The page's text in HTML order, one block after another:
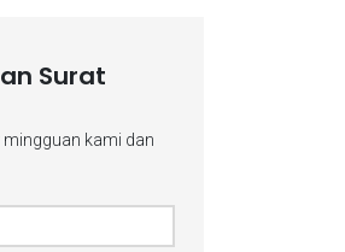
Surat
kami dan